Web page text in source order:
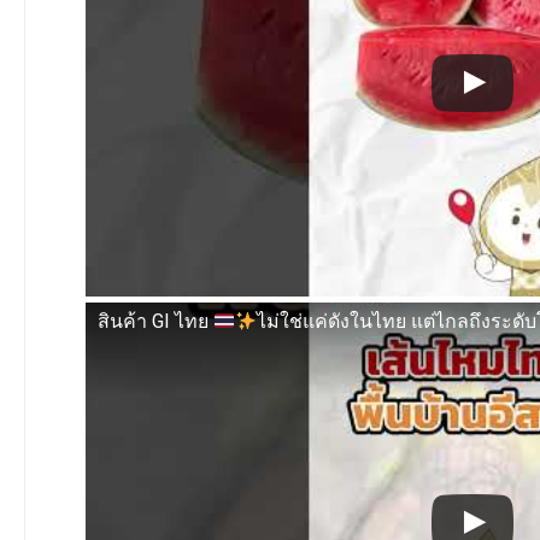
สินค้า GI ไทย ไม่ใช่แค่ดังในไทย แต่ไกลถึงระดั